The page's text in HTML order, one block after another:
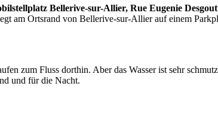
Bellerive-sur-Allier, Rue Eugenie
am Ortsrand von Bellerive-sur-Allier auf einem
zum Fluss dorthin. Aber das Wasser ist sehr
und für die Nacht.